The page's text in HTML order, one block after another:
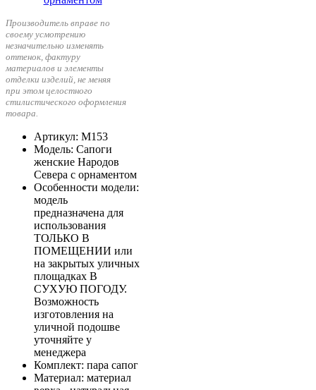
Производитель вправе по
своему усмотрению
незначительно изменять
оттенок, фактуру
материалов и элементы
отделки изделий, не меняя
при этом целостного
стилистического оформления
товара.
Артикул: М153
Модель: Сапоги
женские Народов
Севера с орнаментом
Особенности модели:
модель
предназначена для
использования
ТОЛЬКО В
ПОМЕЩЕНИИ или
на закрытых уличных
площадках В
СУХУЮ ПОГОДУ.
Возможность
изготовления на
уличной подошве
уточняйте у
менеджера
Комплект: пара сапог
Материал: материал